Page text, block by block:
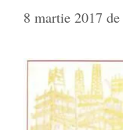
8 martie 2017 de